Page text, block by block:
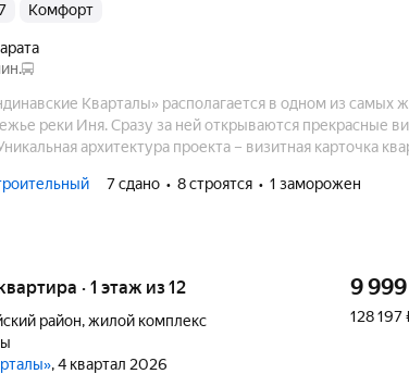
комфорт
Кварталы» располагается в одном из самых
реки Иня. Сразу за ней открываются прекрасные
архитектура проекта – визитная карточка
делает архитектуру нетривиальной.
7 сдано 8 строятся 1 заморожен
· 1 этаж из 12
район,жилой комплекс
, 4 квартал 2026
9
128 197